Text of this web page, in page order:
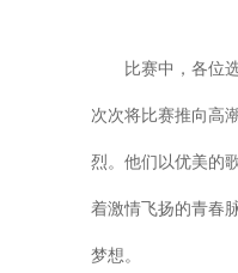
比赛中，各位选
次次将比赛推向高
烈。他们以优美的
着激情飞扬的青春
梦想。